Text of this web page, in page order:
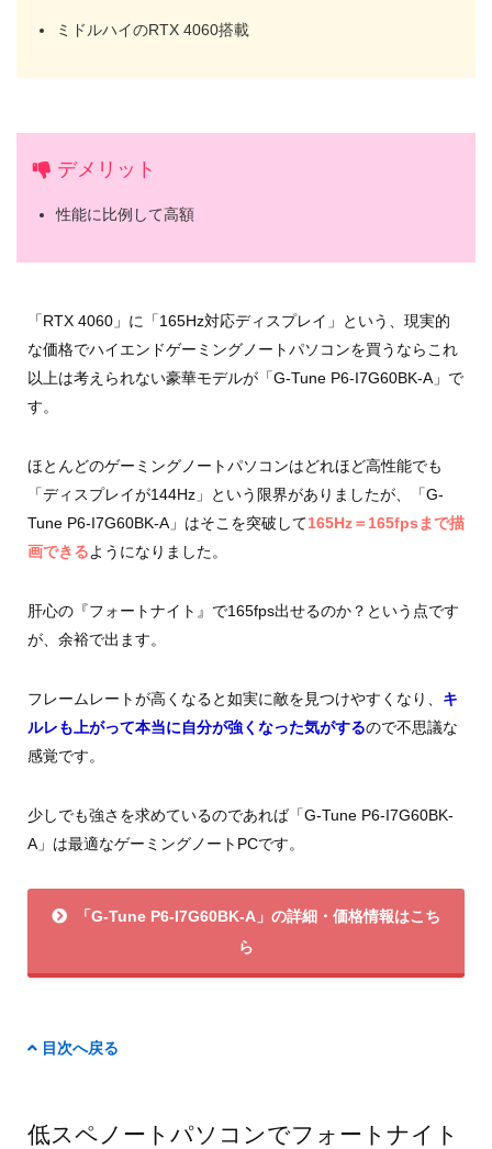
ミドルハイのRTX 4060搭載
デメリット
性能に比例して高額
「RTX 4060」に「165Hz対応ディスプレイ」という、現実的
な価格でハイエンドゲーミングノートパソコンを買うならこれ
以上は考えられない豪華モデルが「G-Tune P6-I7G60BK-A」で
す。
ほとんどのゲーミングノートパソコンはどれほど高性能でも
「ディスプレイが144Hz」という限界がありましたが、「G-
Tune P6-I7G60BK-A」はそこを突破して165Hz＝165fpsまで描
画できるようになりました。
肝心の『フォートナイト』で165fps出せるのか？という点です
が、余裕で出ます。
フレームレートが高くなると如実に敵を見つけやすくなり、 キ
ルレも上がって本当に自分が強くなった気がするので不思議な
感覚です。
少しでも強さを求めているのであれば「G-Tune P6-I7G60BK-
A」は最適なゲーミングノートPCです。
「G-Tune P6-I7G60BK-A」の詳細・価格情報はこち
ら
目次へ戻る
低スペノートパソコンでフォートナイト